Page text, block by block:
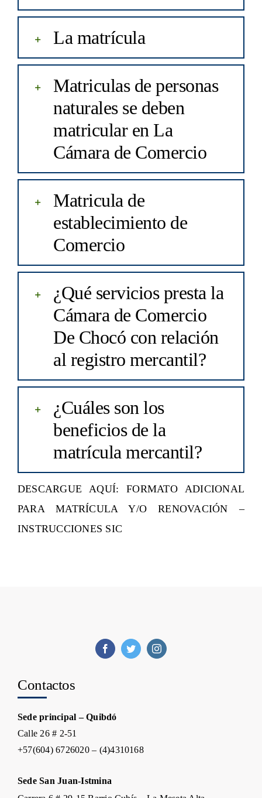
La matrícula
Matriculas de personas
naturales se deben
matricular en La
Cámara de Comercio
Matricula de
establecimiento de
Comercio
¿Qué servicios presta la
Cámara de Comercio
De Chocó con relación
al registro mercantil?
¿Cuáles son los
beneficios de la
matrícula mercantil?
DESCARGUE AQUÍ: FORMATO ADICIONAL
PARA MATRÍCULA Y/O RENOVACIÓN –
INSTRUCCIONES SIC
Contactos
Sede principal – Quibdó
Calle 26 # 2-51
+57(604) 6726020 – (4)4310168
Sede San Juan-Istmina